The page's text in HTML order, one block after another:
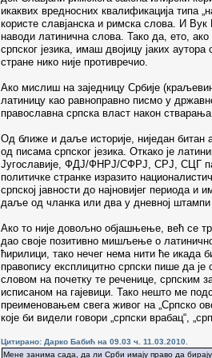
икаквих вредносних квалификација типа
користе славјанска и римска слова. И
наводи латинична слова. Тако да, ето,
српског језика, имаш двојицу јаких
стране нико није противречио.
Ако мислиш на заједницу Србије
латиницу као равноправно писмо у
православна српска власт након
Од ближе и даље историје, ниједан битан
од писама српског језика. Откако је
Југославије, ФДЈ/ФНРЈ/СФРЈ, СРЈ, СЦГ па
политичке странке изразито
српској јавности до најновијег периода
даље од чланка или два у дневној
Ако то није довољно објашњење, већ се
дао своје позитивно мишљење о
ћирилици, тако нечег нема нити ће икада
правопису експлицитно српски пише да
словом на почетку те реченице, српским
исписаном на гајевици. Тако нешто ме
преименовањем свега живог на „Српско
које би видели говори „српски врабац“,
Цитирано: Дарко Бабић на 09.03 ч. 11.03.2010.
Мене занима сада, да ли Срби имају право да